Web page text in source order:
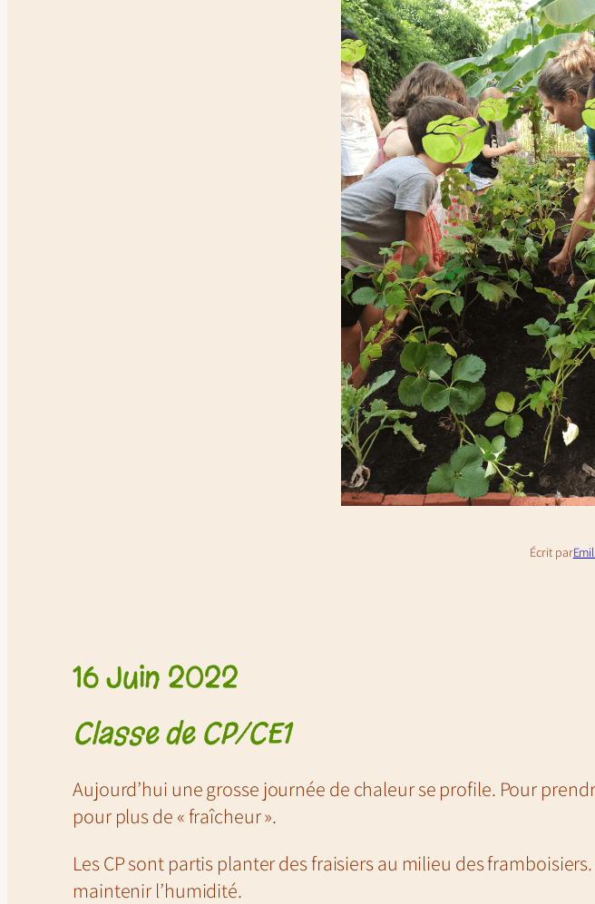
Écrit par
16 Juin 2022
Classe de CP/CE1
Aujourd’hui une grosse journée de chaleur se profile. Pour
pour plus de « fraîcheur ».
Les CP sont partis planter des fraisiers au milieu des
maintenir l’humidité.